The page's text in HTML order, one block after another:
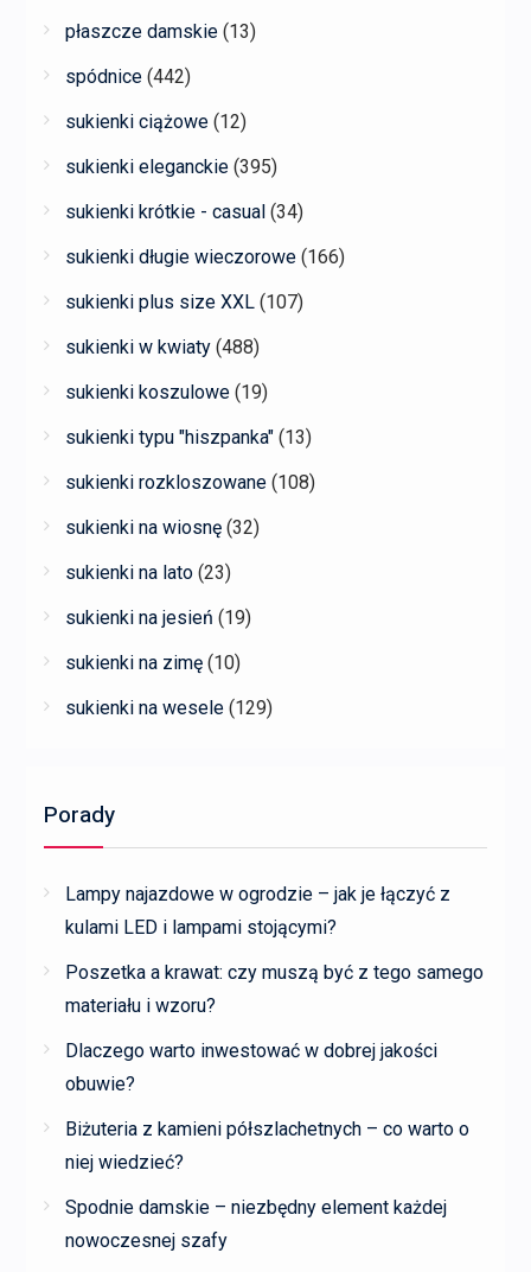
płaszcze damskie (13)
spódnice (442)
sukienki ciążowe (12)
sukienki eleganckie (395)
sukienki krótkie - casual (34)
sukienki długie wieczorowe (166)
sukienki plus size XXL (107)
sukienki w kwiaty (488)
sukienki koszulowe (19)
sukienki typu "hiszpanka" (13)
sukienki rozkloszowane (108)
sukienki na wiosnę (32)
sukienki na lato (23)
sukienki na jesień (19)
sukienki na zimę (10)
sukienki na wesele (129)
Porady
Lampy najazdowe w ogrodzie – jak je łączyć z
kulami LED i lampami stojącymi?
Poszetka a krawat: czy muszą być z tego samego
materiału i wzoru?
Dlaczego warto inwestować w dobrej jakości
obuwie?
Biżuteria z kamieni półszlachetnych – co warto o
niej wiedzieć?
Spodnie damskie – niezbędny element każdej
nowoczesnej szafy